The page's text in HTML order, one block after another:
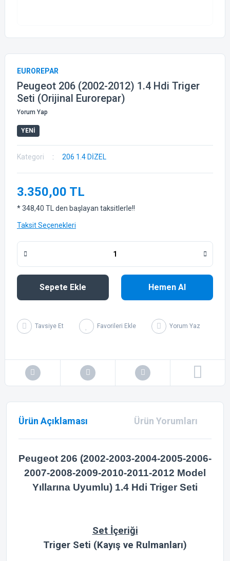
EUROREPAR
Peugeot 206 (2002-2012) 1.4 Hdi Triger
Seti (Orijinal Eurorepar)
Yorum Yap
YENİ
Kategori 206 1.4 DİZEL
3.350,00 TL
* 348,40 TL den başlayan taksitlerle!!
Taksit Seçenekleri
Sepete Ekle Hemen Al
Tavsiye Et Yorum Yaz
Ürün Açıklaması Ürün Yorumları
Peugeot 206 (2002-2003-2004-2005-2006-
2007-2008-2009-2010-2011-2012 Model
Yıllarına Uyumlu) 1.4 Hdi Triger Seti
Set İçeriği
Triger Seti (Kayış ve Rulmanları)